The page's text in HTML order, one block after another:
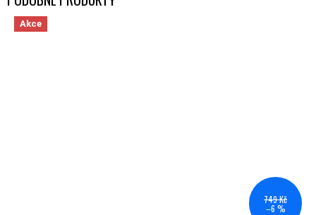
Akce
749 Kč
–6 %